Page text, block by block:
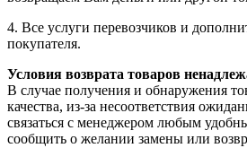
4. Все услуги перевозчиков и
покупателя.
Условия возврата товаров
В случае получения и обнаружения
качества, из-за несоответствия
связаться с менеджером любым
сообщить о желании замены или